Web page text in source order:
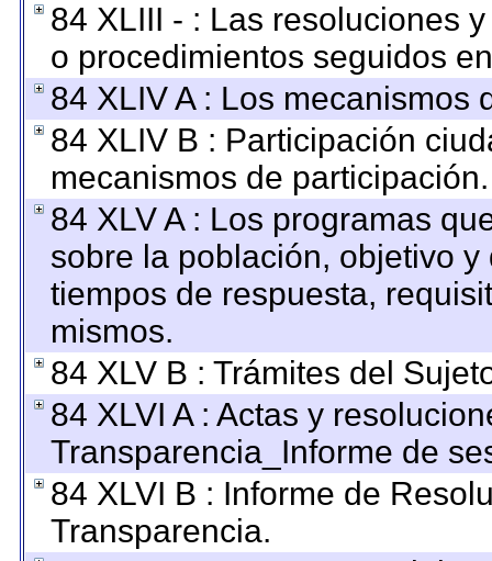
84 XLIII - : Las resoluciones
o procedimientos seguidos
84 XLIV A : Los mecanismos
84 XLIV B : Participación
mecanismos de participación.
84 XLV A : Los programas
sobre la población, objetivo
tiempos de respuesta,
mismos.
84 XLV B : Trámites del
84 XLVI A : Actas y
Transparencia_Informe de
84 XLVI B : Informe de
Transparencia.